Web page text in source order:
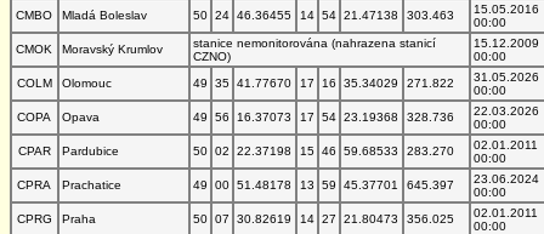
CMBO
Mladá Boleslav 50 24 46.36455 14 54 21.47138 303.463
15.05.2016
00:00
CMOK
Moravský Krumlov
stanice nemonitorována (nahrazena stanicí
CZNO)
15.12.2009
00:00
COLM
Olomouc 49 35 41.77670 17 16 35.34029 271.822
31.05.2026
00:00
COPA
Opava 49 56 16.37073 17 54 23.19368 328.736
22.03.2026
00:00
CPAR
Pardubice 50 02 22.37198 15 46 59.68533 283.270
02.01.2011
00:00
CPRA
Prachatice 49 00 51.48178 13 59 45.37701 645.397
23.06.2024
00:00
CPRG
Praha 50 07 30.82619 14 27 21.80473 356.025
02.01.2011
00:00